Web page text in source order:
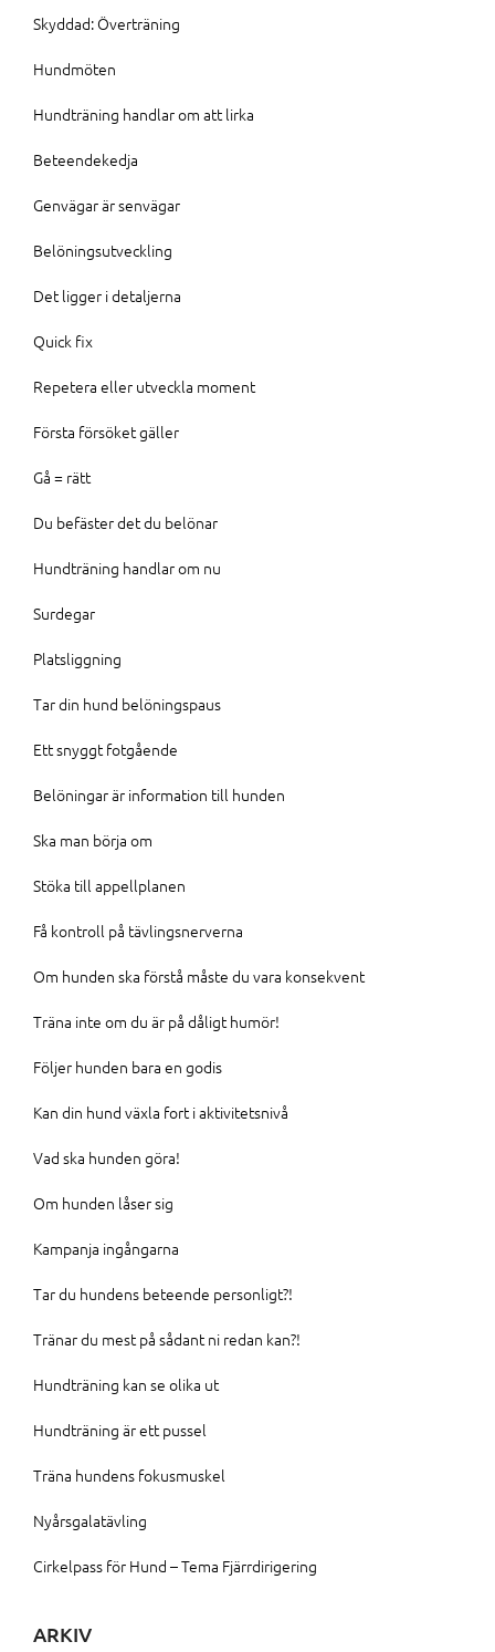
Skyddad: Överträning
Hundmöten
Hundträning handlar om att lirka
Beteendekedja
Genvägar är senvägar
Belöningsutveckling
Det ligger i detaljerna
Quick fix
Repetera eller utveckla moment
Första försöket gäller
Gå = rätt
Du befäster det du belönar
Hundträning handlar om nu
Surdegar
Platsliggning
Tar din hund belöningspaus
Ett snyggt fotgående
Belöningar är information till hunden
Ska man börja om
Stöka till appellplanen
Få kontroll på tävlingsnerverna
Om hunden ska förstå måste du vara konsekvent
Träna inte om du är på dåligt humör!
Följer hunden bara en godis
Kan din hund växla fort i aktivitetsnivå
Vad ska hunden göra!
Om hunden låser sig
Kampanja ingångarna
Tar du hundens beteende personligt?!
Tränar du mest på sådant ni redan kan?!
Hundträning kan se olika ut
Hundträning är ett pussel
Träna hundens fokusmuskel
Nyårsgalatävling
Cirkelpass för Hund – Tema Fjärrdirigering
ARKIV